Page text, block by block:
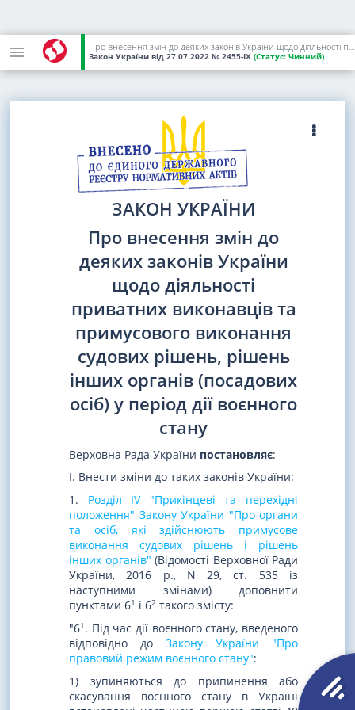
Про внесення змін до деяких законів України щодо діяльності приватних виконавців та примусового виконання судових рішень, рішень інших органів (посадових осіб) у період дії воєнного стану
Закон України від 27.07.2022 № 2455-IX (Статус: Чинний)
ЗАКОН УКРАЇНИ
Про внесення змін до
деяких законів України
щодо діяльності
приватних виконавців та
примусового виконання
судових рішень, рішень
інших органів (посадових
осіб) у період дії воєнного
стану
Верховна Рада України постановляє:
I. Внести зміни до таких законів України:
1. Розділ IV "Прикінцеві та перехідні
положення" Закону України "Про органи
та осіб, які здійснюють примусове
виконання судових рішень і рішень
інших органів" (Відомості Верховної Ради
України, 2016 р., N 29, ст. 535 із
наступними змінами) доповнити
пунктами 61 і 62 такого змісту:
"61 . Під час дії воєнного стану, введеного
відповідно до Закону України "Про
правовий режим воєнного стану":
1) зупиняються до припинення або
скасування воєнного стану в Україні